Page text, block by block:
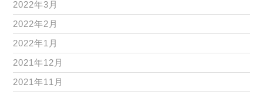
2022年3月
2022年2月
2022年1月
2021年12月
2021年11月